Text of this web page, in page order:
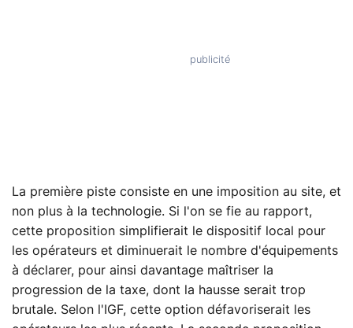
La première piste consiste en une imposition au site, et
non plus à la technologie. Si l'on se fie au rapport,
cette proposition simplifierait le dispositif local pour
les opérateurs et diminuerait le nombre d'équipements
à déclarer, pour ainsi davantage maîtriser la
progression de la taxe, dont la hausse serait trop
brutale. Selon l'IGF, cette option défavoriserait les